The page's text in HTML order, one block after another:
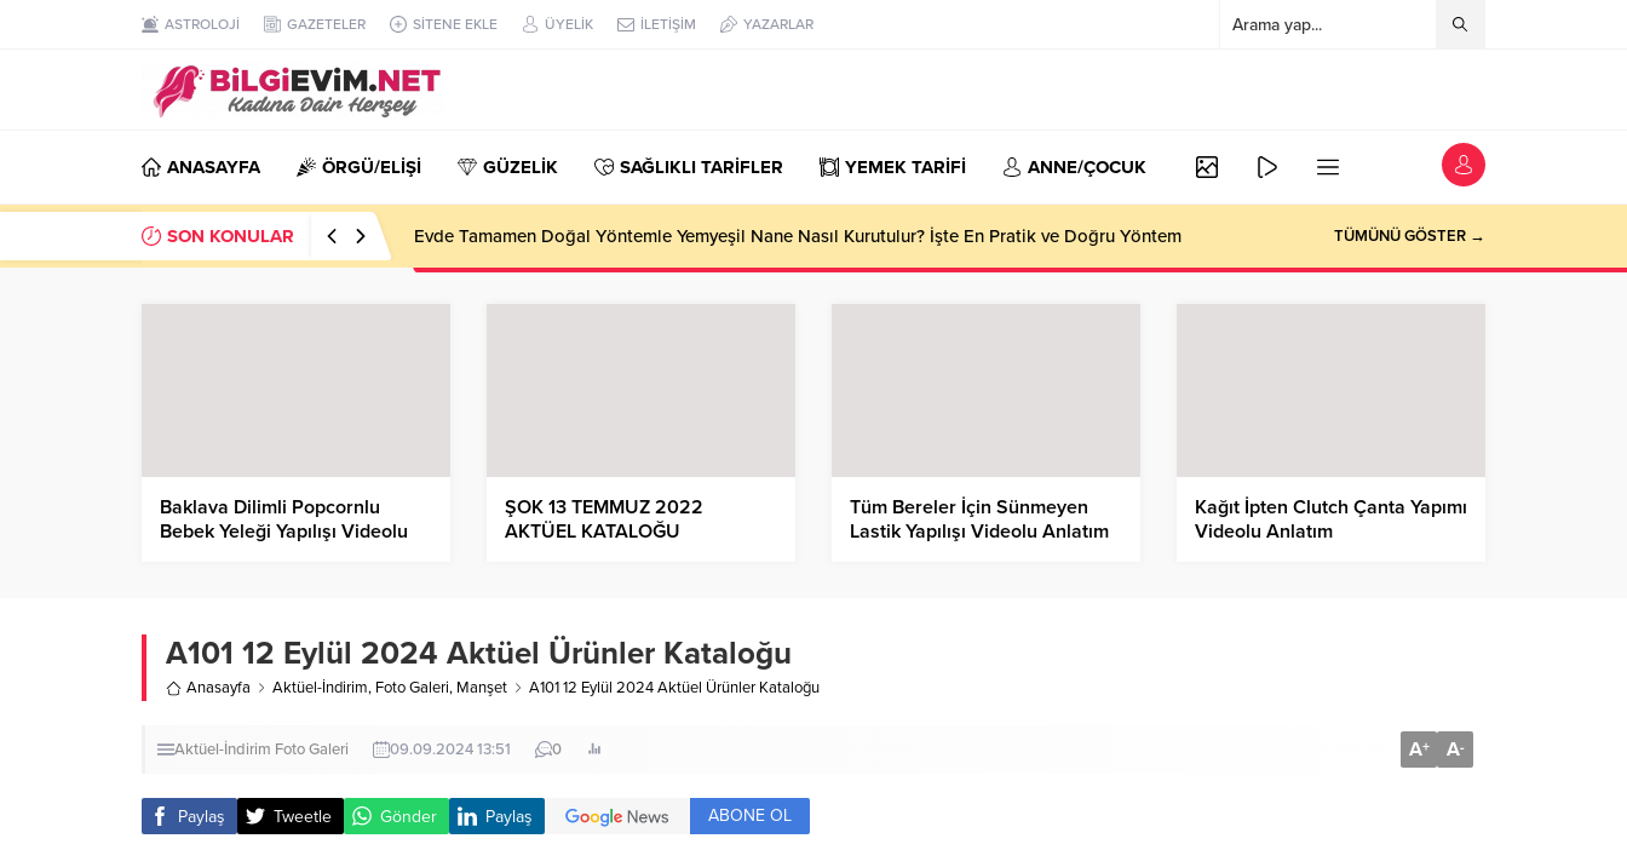
ASTROLOJİ GAZETELER SİTENE EKLE ÜYELİK İLETİŞİM YAZARLAR
ANASAYFA ÖRGÜ/ELİŞİ GÜZELİK SAĞLIKLI TARİFLER YEMEK TARİFİ ANNE/ÇOCUK
SON KONULAR Evde Tamamen Doğal Yöntemle Yemyeşil Nane Nasıl Kurutulur? İşte En Pratik ve Doğru Yöntem TÜMÜNÜ GÖSTER →
Baklava Dilimli Popcornlu
Bebek Yeleği Yapılışı Videolu
ŞOK 13 TEMMUZ 2022
AKTÜEL KATALOĞU
Tüm Bereler İçin Sünmeyen
Lastik Yapılışı Videolu Anlatım
Kağıt İpten Clutch Çanta Yapımı
Videolu Anlatım
A101 12 Eylül 2024 Aktüel Ürünler Kataloğu
Anasayfa Aktüel-İndirim, Foto Galeri, Manşet A101 12 Eylül 2024 Aktüel Ürünler Kataloğu
Aktüel-İndirim Foto Galeri 09.09.2024 13:51 0 A+ A-
Paylaş Tweetle Gönder Paylaş ABONE OL